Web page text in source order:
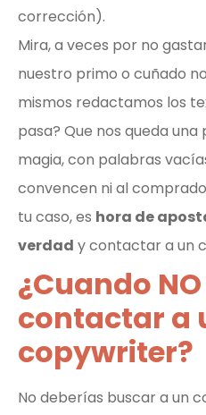
corrección).
Mira, a veces por no
nuestro primo o cuñado
mismos redactamos los
pasa? Que nos queda una
magia, con palabras
convencen ni al
tu caso, es hora de
verdad y contactar a un
¿Cuando
contactar a
copywriter?
No deberías buscar a un